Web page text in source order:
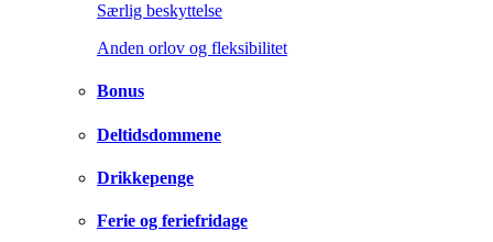
Særlig beskyttelse
Anden orlov og fleksibilitet
Bonus
Deltidsdommene
Drikkepenge
Ferie og feriefridage